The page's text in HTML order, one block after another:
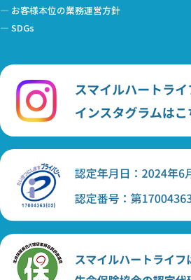
お客様本位の業務運営方針
SDGs